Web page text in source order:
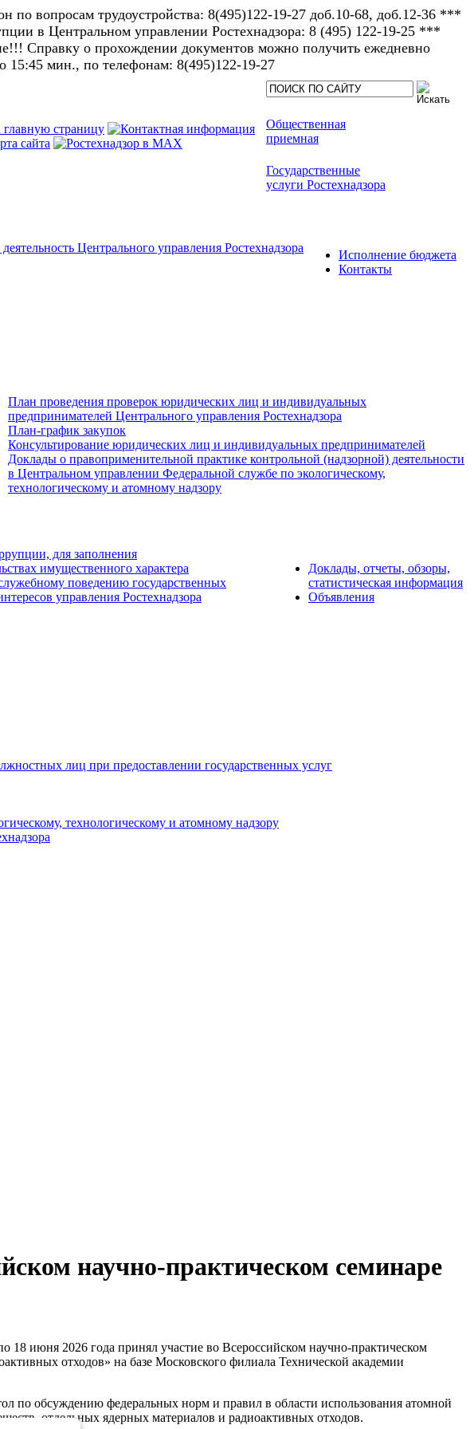
по вопросам трудоустройства: 8(495)122-19-27 доб.10-68, доб.12-36 ***
в Центральном управлении Ростехнадзора: 8 (495) 122-19-25 ***
Справку о прохождении документов можно получить ежедневно
15:45 мин., по телефонам: 8(495)122-19-27​
Общественная
приемная
Государственные
услуги Ростехнадзора
Центрального управления Ростехнадзора
Исполнение бюджета
Контакты
План проведения проверок юридических лиц и индивидуальных
предпринимателей Центрального управления Ростехнадзора
План-график закупок
Консультирование юридических лиц и индивидуальных предпринимателей
Доклады о правоприменительной практике контрольной (надзорной) деятельности
в Центральном управлении Федеральной службе по экологическому,
технологическому и атомному надзору
для заполнения
имущественного характера
поведению государственных
управления Ростехнадзора
Доклады, отчеты, обзоры,
статистическая информация
Объявления
лиц при предоставлении государственных услуг
технологическому и атомному надзору
научно-практическом семинаре
18 июня 2026 года принял участие во Всероссийском научно-практическом
отходов» на базе Московского филиала Технической академии
по обсуждению федеральных норм и правил в области использования атомной
отдельных ядерных материалов и радиоактивных отходов.